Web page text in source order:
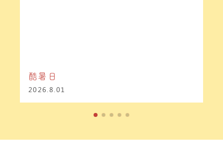
酷暑日
2026.8.01